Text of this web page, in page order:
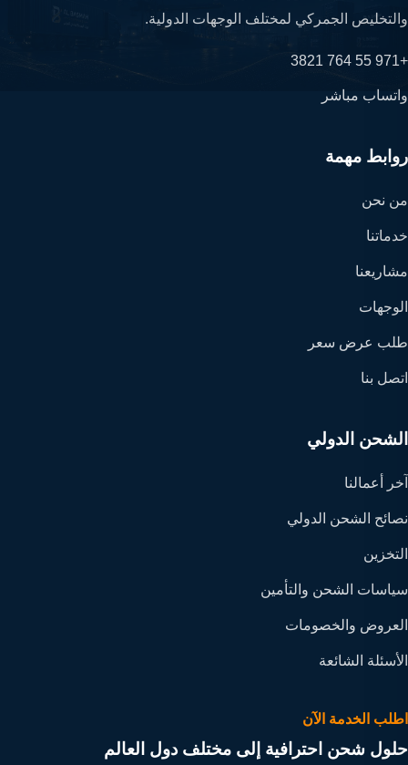
والتخليص الجمركي لمختلف الوجهات الدولية.
+971 55 764 3821
واتساب مباشر
روابط مهمة
من نحن
خدماتنا
مشاريعنا
الوجهات
طلب عرض سعر
اتصل بنا
الشحن الدولي
آخر أعمالنا
نصائح الشحن الدولي
التخزين
سياسات الشحن والتأمين
العروض والخصومات
الأسئلة الشائعة
اطلب الخدمة الآن
حلول شحن احترافية إلى مختلف دول العالم